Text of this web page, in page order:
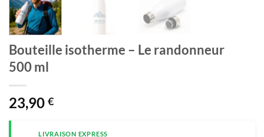
Bouteille isotherme – Le randonneur
500 ml
23,90 €
LIVRAISON EXPRESS